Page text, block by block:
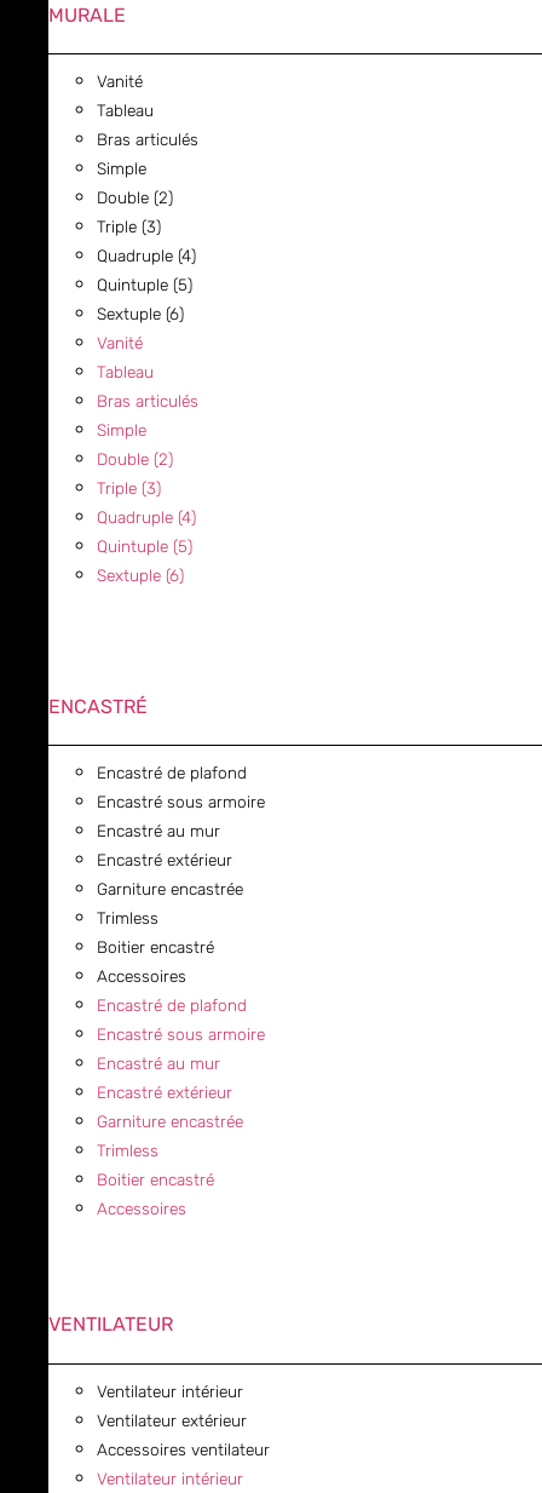
MURALE
Vanité
Tableau
Bras articulés
Simple
Double (2)
Triple (3)
Quadruple (4)
Quintuple (5)
Sextuple (6)
Vanité
Tableau
Bras articulés
Simple
Double (2)
Triple (3)
Quadruple (4)
Quintuple (5)
Sextuple (6)
ENCASTRÉ
Encastré de plafond
Encastré sous armoire
Encastré au mur
Encastré extérieur
Garniture encastrée
Trimless
Boitier encastré
Accessoires
Encastré de plafond
Encastré sous armoire
Encastré au mur
Encastré extérieur
Garniture encastrée
Trimless
Boitier encastré
Accessoires
VENTILATEUR
Ventilateur intérieur
Ventilateur extérieur
Accessoires ventilateur
Ventilateur intérieur